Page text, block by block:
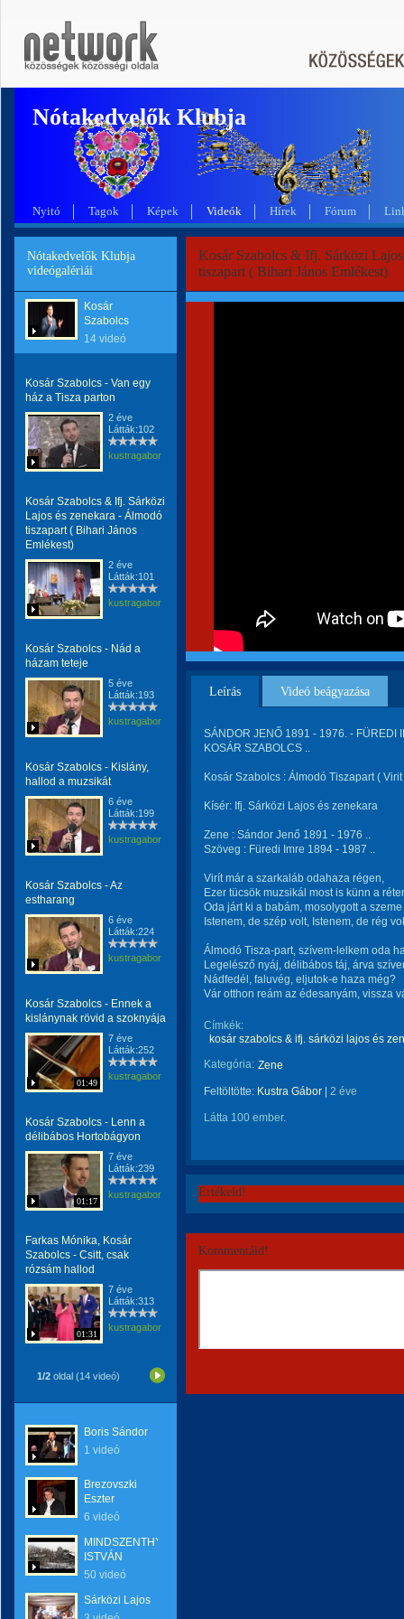
Nótakedvelők Klubja
Nyitó Tagok Képek Videók Hírek Fórum
Nótakedvelők Klubja
videógalériái
Kosár
Szabolcs
14 videó
Kosár Szabolcs - Van egy
ház a Tisza parton
2 éve
Látták:102
kustragabor
Kosár Szabolcs & Ifj. Sárközi
Lajos és zenekara - Álmodó
tiszapart ( Bihari János
Emlékest)
2 éve
Látták:101
kustragabor
Kosár Szabolcs - Nád a
házam teteje
5 éve
Látták:193
kustragabor
Kosár Szabolcs - Kislány,
hallod a muzsikát
6 éve
Látták:199
kustragabor
Kosár Szabolcs - Az
estharang
6 éve
Látták:224
kustragabor
Kosár Szabolcs - Ennek a
kislánynak rövid a szoknyája
01:49
7 éve
Látták:252
kustragabor
Kosár Szabolcs - Lenn a
délibábos Hortobágyon
01:17
7 éve
Látták:239
kustragabor
Farkas Mónika, Kosár
Szabolcs - Csitt, csak
rózsám hallod
01:31
7 éve
Látták:313
kustragabor
1/2 oldal (14 videó)
Boris Sándor
1 videó
Brezovszki
Eszter
6 videó
MINDSZENTHY
ISTVÁN
50 videó
Sárközi Lajos
Kosár Szabolcs & Ifj. Sárközi
tiszapart ( Bihari János Emlékest)
Leírás Videó beágyazása
SÁNDOR JENŐ 1891 - 1976. - FÜREDI
KOSÁR SZABOLCS ..
Kosár Szabolcs : Álmodó Tiszapart (
Kísér: Ifj. Sárközi Lajos és zenekara
Zene : Sándor Jenő 1891 - 1976 ..
Szöveg : Füredi Imre 1894 - 1987 ..
Virít már a szarkaláb odahaza régen,
Ezer tücsök muzsikál most is künn a
Oda járt ki a babám, mosolygott a szeme
Istenem, de szép volt, Istenem, de rég
Álmodó Tisza-part, szívem-lelkem oda
Legelésző nyáj, délibábos táj, árva
Nádfedél, faluvég, eljutok-e haza még?
Vár otthon reám az édesanyám, vissza
Címkék:
kosár szabolcs & ifj. sárközi lajos és
Kategória: Zene
Feltöltötte: Kustra Gábor 2 éve
Látta 100 ember.
Értékeld!
Kommentáld!